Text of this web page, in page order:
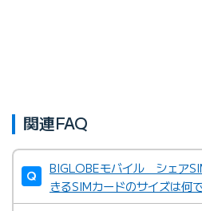
関連FAQ
BIGLOBEモバイル シェア
きるSIMカードのサイズは何